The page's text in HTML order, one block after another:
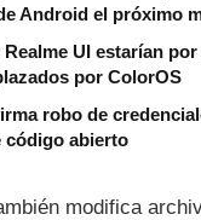
Android el próximo
UI estarían
por ColorOS
robo de
código abierto
modifica